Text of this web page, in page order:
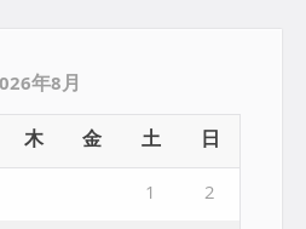
年8月
木 金 土
日
1
2